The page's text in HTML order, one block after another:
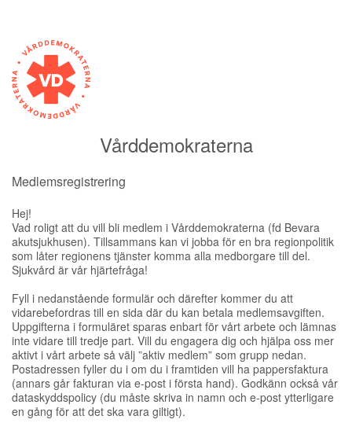
Vårddemokraterna
Medlemsregistrering
Hej!
Vad roligt att du vill bli medlem i Vårddemokraterna (fd Bevara
akutsjukhusen). Tillsammans kan vi jobba för en bra regionpolitik
som låter regionens tjänster komma alla medborgare till del.
Sjukvård är vår hjärtefråga!
Fyll i nedanstående formulär och därefter kommer du att
vidarebefordras till en sida där du kan betala medlemsavgiften.
Uppgifterna i formuläret sparas enbart för vårt arbete och lämnas
inte vidare till tredje part. Vill du engagera dig och hjälpa oss mer
aktivt i vårt arbete så välj ”aktiv medlem” som grupp nedan.
Postadressen fyller du i om du i framtiden vill ha pappersfaktura
(annars går fakturan via e-post i första hand). Godkänn också vår
dataskyddspolicy (du måste skriva in namn och e-post ytterligare
en gång för att det ska vara giltigt).